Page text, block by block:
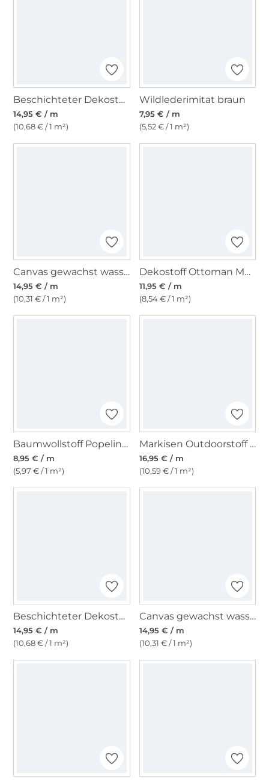
Beschichteter Dekostoff Ottoman Blumen, hellgrün
14,95 € / m
(10,68 € / 1 m²)
Wildlederimitat braun
7,95 € / m
(5,52 € / 1 m²)
Canvas gewachst wasserabweisend, taupe
14,95 € / m
(10,31 € / 1 m²)
Dekostoff Ottoman Music Cats, beige
11,95 € / m
(8,54 € / 1 m²)
Baumwollstoff Popeline, senfgelb
8,95 € / m
(5,97 € / 1 m²)
Markisen Outdoorstoff beige/weiss, 160 cm
16,95 € / m
(10,59 € / 1 m²)
Beschichteter Dekostoff Ottoman Lemons, wollweiß
14,95 € / m
(10,68 € / 1 m²)
Canvas gewachst wasserabweisend, army
14,95 € / m
(10,31 € / 1 m²)